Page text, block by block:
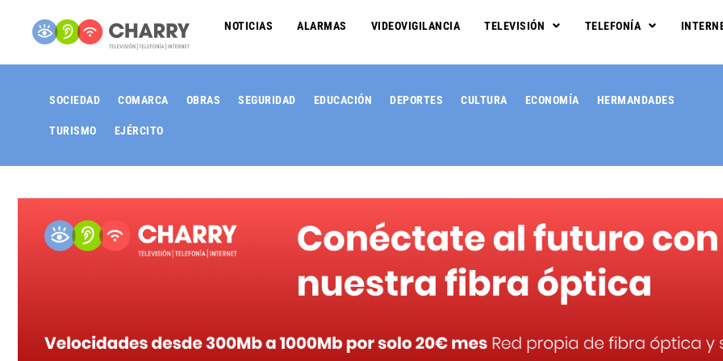
NOTICIAS ALARMAS VIDEOVIGILANCIA TELEVISIÓN TELEFONÍA
SOCIEDAD COMARCA OBRAS SEGURIDAD EDUCACIÓN DEPORTES CULTURA ECONOMÍA HERMANDADES
TURISMO EJÉRCITO